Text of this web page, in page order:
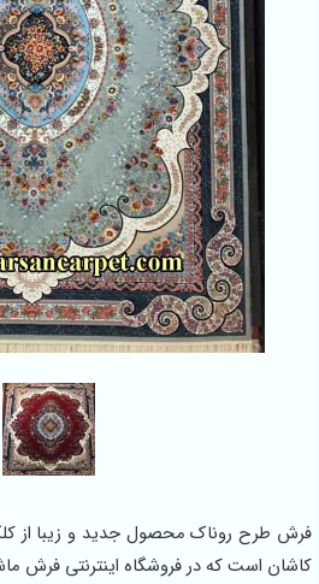
است که در فروشگاه اینترنتی فرش